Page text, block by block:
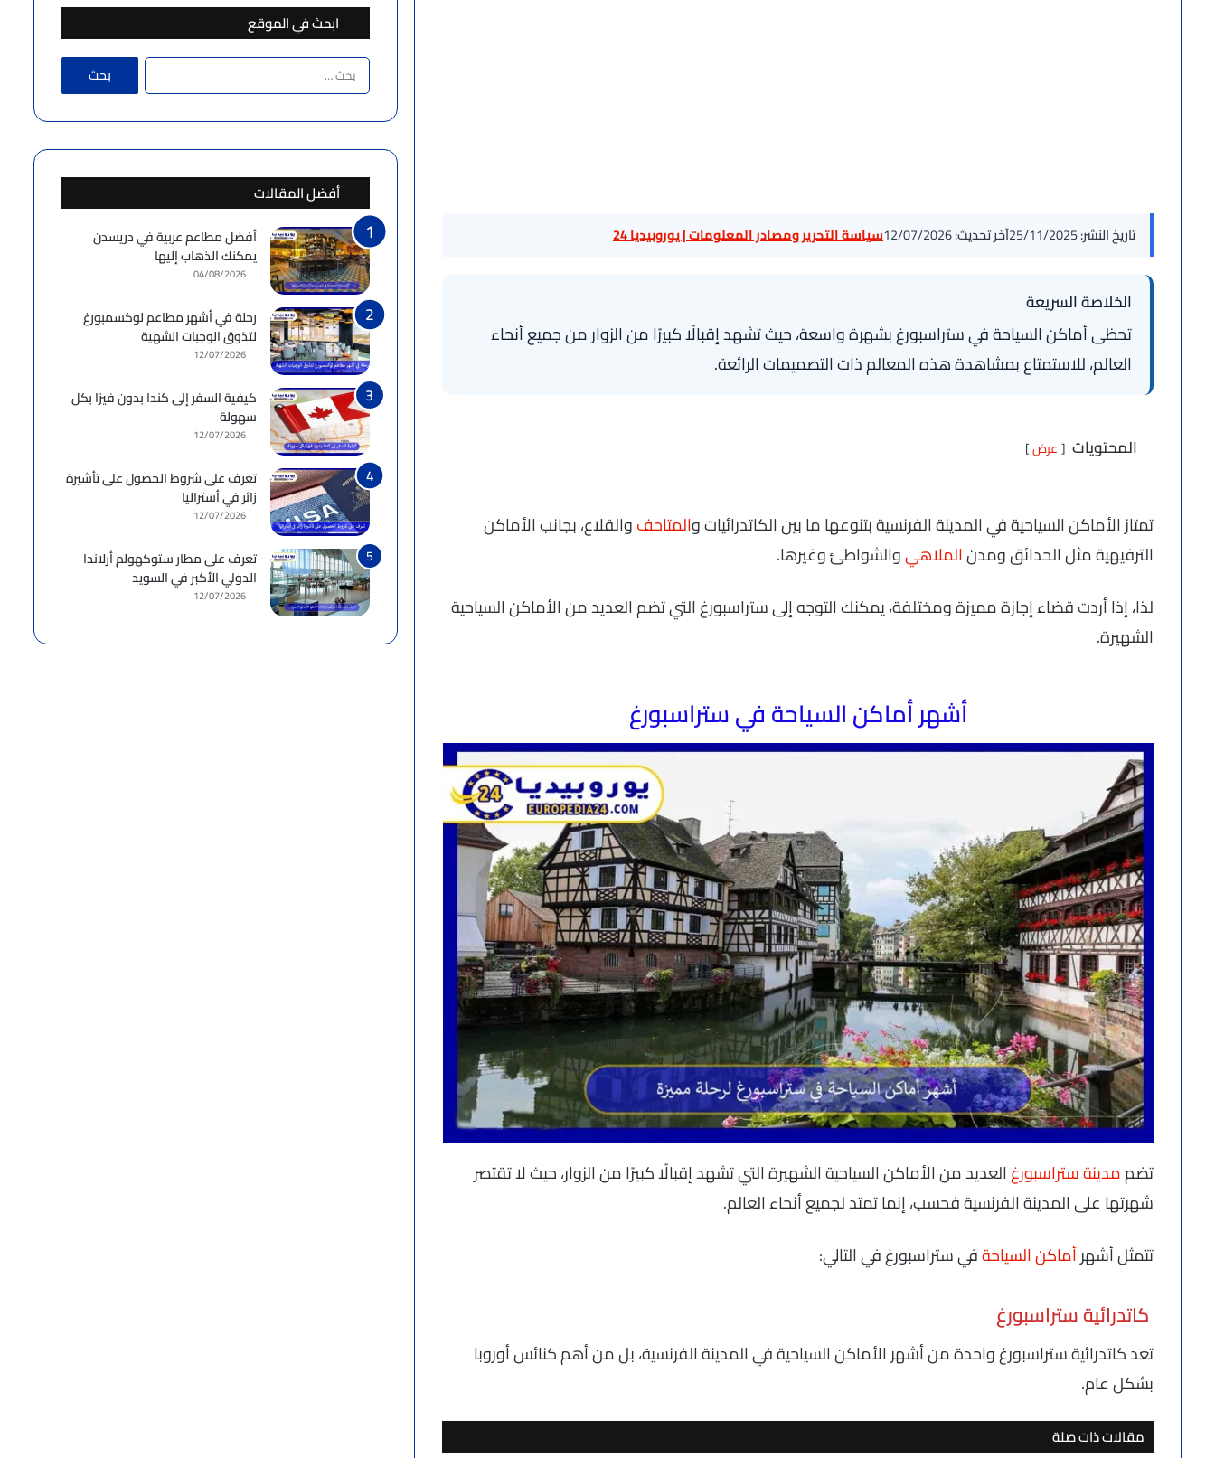
تاريخ النشر:25/11/2025آخر تحديث:12/07/2026سياسة التحرير ومصادر المعلومات | يوروبيديا 24
الخلاصة السريعة
تحظى أماكن السياحة في ستراسبورغ بشهرة واسعة، حيث تشهد إقبالًا كبيرًا من الزوار من جميع أنحاء
العالم، للاستمتاع بمشاهدة هذه المعالم ذات التصميمات الرائعة.
المحتويات عرض
تمتاز الأماكن السياحية في المدينة الفرنسية بتنوعها ما بين الكاتدرائيات والمتاحفوالقلاع، بجانب الأماكن
الترفيهية مثل الحدائق ومدنالملاهيوالشواطئ وغيرها.
لذا، إذا أردت قضاء إجازة مميزة ومختلفة، يمكنك التوجه إلى ستراسبورغ التي تضم العديد من الأماكن السياحية
الشهيرة.
أشهر أماكن السياحة في ستراسبورغ
تضممدينة ستراسبورغالعديد من الأماكن السياحية الشهيرة التي تشهد إقبالًا كبيرًا من الزوار، حيث لا تقتصر
شهرتها على المدينة الفرنسية فحسب، إنما تمتد لجميع أنحاء العالم.
تتمثل أشهرأماكن السياحةفي ستراسبورغ في التالي:
كاتدرائية ستراسبورغ
تعد كاتدرائية ستراسبورغ واحدة من أشهر الأماكن السياحية في المدينة الفرنسية، بل من أهم كنائس أوروبا
بشكل عام.
مقالات ذات صلة
ابحث في الموقع
البحث
عن:
أفضل المقالات
أفضل مطاعم عربية في دريسدن
يمكنك الذهاب إليها
04/08/2026
رحلة في أشهر مطاعم لوكسمبورغ
لتذوق الوجبات الشهية
12/07/2026
كيفية السفر إلى كندا بدون فيزا بكل
سهولة
12/07/2026
تعرف على شروط الحصول على تأشيرة
زائر في أستراليا
12/07/2026
تعرف على مطار ستوكهولم أرلاندا
الدولي الأكبر في السويد
12/07/2026